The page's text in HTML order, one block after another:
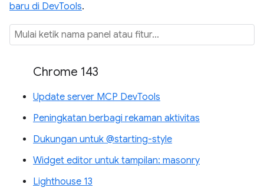
baru di DevTools.
Chrome 143
Update server MCP DevTools
Peningkatan berbagi rekaman aktivitas
Dukungan untuk @starting-style
Widget editor untuk tampilan: masonry
Lighthouse 13